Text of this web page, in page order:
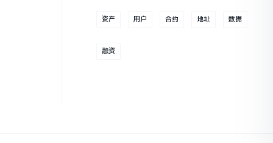
资产 用户 合约 地址 数据
融资